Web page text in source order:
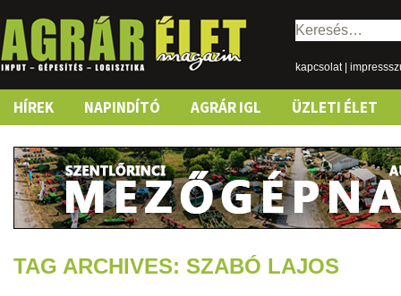
Keresés:
kapcsolat|
Skip
content
HÍREK NAPINDÍTÓ AGRÁR IGL ÜZLETI ÉLET
TAG ARCHIVES: SZABÓ LAJOS